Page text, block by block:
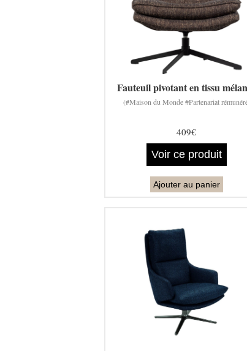
Fauteuil pivotant en tissu
(#Maison du Monde #Partenariat
409€
Voir ce produit
Ajouter au panier